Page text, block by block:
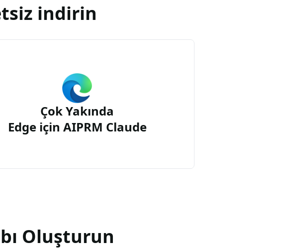
indirin
Çok Yakında
Edge için AIPRM Claude
Oluşturun